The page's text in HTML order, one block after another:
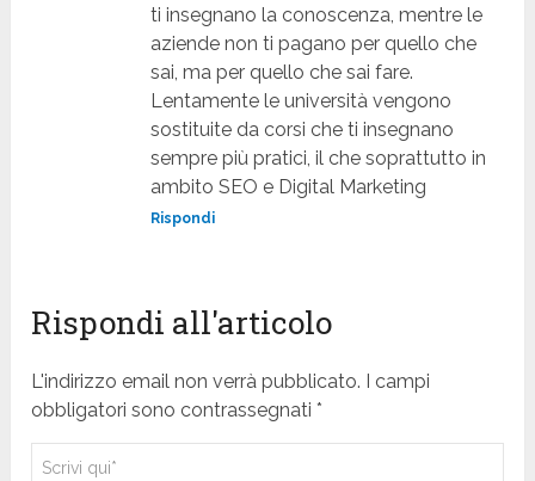
ti insegnano la conoscenza, mentre le
aziende non ti pagano per quello che
sai, ma per quello che sai fare.
Lentamente le università vengono
sostituite da corsi che ti insegnano
sempre più pratici, il che soprattutto in
ambito SEO e Digital Marketing
Rispondi
Rispondi all'articolo
L'indirizzo email non verrà pubblicato. I campi
obbligatori sono contrassegnati *